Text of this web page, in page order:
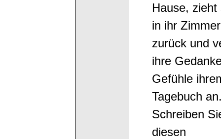
Hause, zieht
in ihr Zimmer
zurück und
ihre
Gefühle
Tagebuch
Schreiben
diesen